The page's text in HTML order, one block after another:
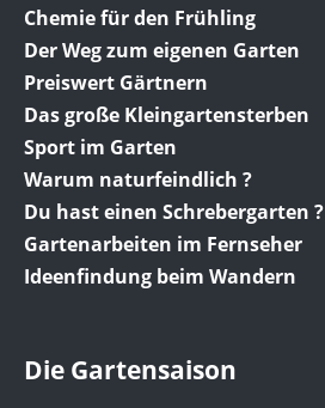
Chemie für den Frühling
Der Weg zum eigenen Garten
Preiswert Gärtnern
Das große Kleingartensterben
Sport im Garten
Warum naturfeindlich ?
Du hast einen Schrebergarten ?
Gartenarbeiten im Fernseher
Ideenfindung beim Wandern
Die Gartensaison